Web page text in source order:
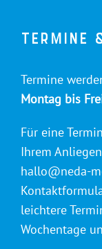
Termine
Termine
Montag bis
Für eine
Ihrem
hallo@neda-
leichtere
Wochentage